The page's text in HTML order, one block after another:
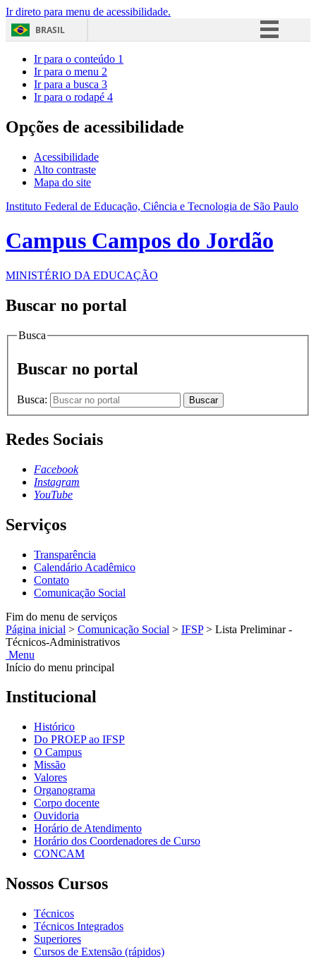
Ir direto para menu de acessibilidade.
BRASIL
Acesso à informação
Ir para o conteúdo 1
Ir para o menu 2
Ir para a busca 3
Ir para o rodapé 4
Opções de acessibilidade
Acessibilidade
Alto contraste
Mapa do site
Instituto Federal de Educação, Ciência e Tecnologia de São Paulo
Campus Campos do Jordão
MINISTÉRIO DA EDUCAÇÃO
Buscar no portal
Busca
Buscar no portal
Busca: Buscar
Redes Sociais
Facebook
Instagram
YouTube
Serviços
Transparência
Calendário Acadêmico
Contato
Comunicação Social
Fim do menu de serviços
Página inicial > Comunicação Social > IFSP > Lista Preliminar -
Técnicos-Administrativos
Menu
Início do menu principal
Institucional
Histórico
Do PROEP ao IFSP
O Campus
Missão
Valores
Organograma
Corpo docente
Ouvidoria
Horário de Atendimento
Horário dos Coordenadores de Curso
CONCAM
Nossos Cursos
Técnicos
Técnicos Integrados
Superiores
Cursos de Extensão (rápidos)